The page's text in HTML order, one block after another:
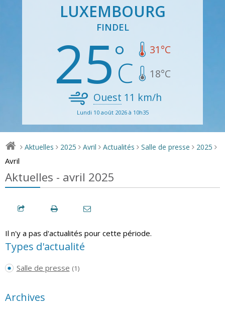
LUXEMBOURG
FINDEL
25 31°C
18°C
Ouest 11 km/h
Lundi 10 août 2026 à 10h35
> Aktuelles > 2025 > Avril > Actualités > Salle de presse > 2025 >
Avril
Aktuelles - avril 2025
Il n'y a pas d'actualités pour cette période.
Types d'actualité
Salle de presse (1)
Archives